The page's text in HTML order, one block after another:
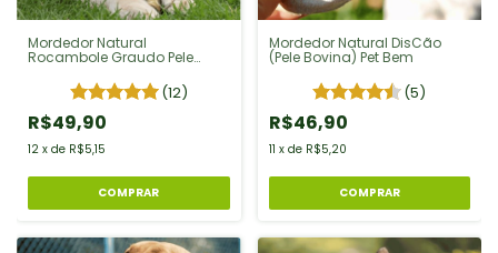
Mordedor Natural
Rocambole Graudo Pele
(12)
R$49,90
12 x de R$5,15
Mordedor Natural DisCão
(Pele Bovina) Pet Bem
(5)
R$46,90
11 x de R$5,20